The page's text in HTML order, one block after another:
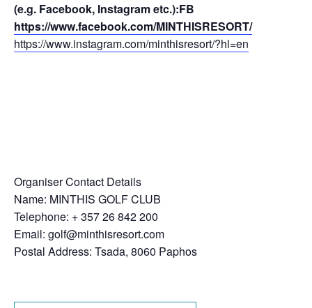
(e.g. Facebook, Instagram etc.):FB
https://www.facebook.com/MINTHISRESORT/
https://www.instagram.com/minthisresort/?hl=en
Organiser Contact Details
Name: MINTHIS GOLF CLUB
Telephone: + 357 26 842 200
Email: golf@minthisresort.com
Postal Address: Tsada, 8060 Paphos